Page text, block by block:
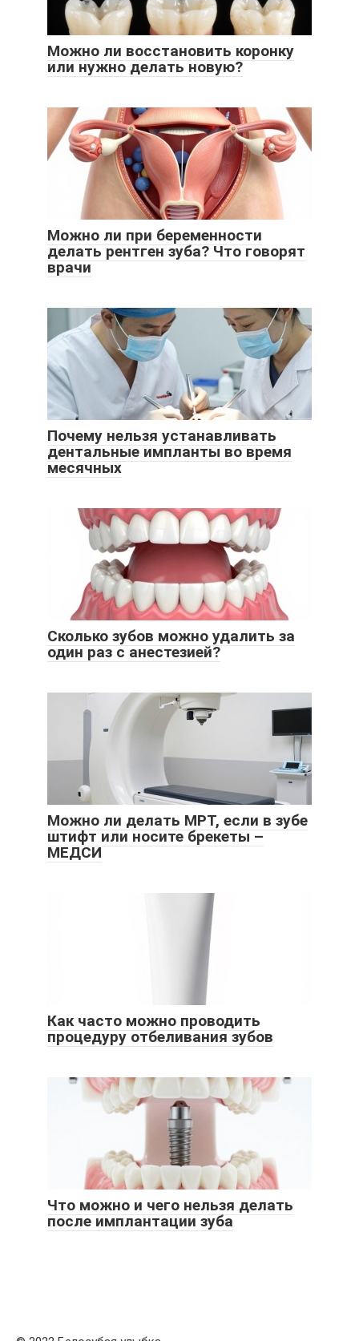
Можно ли восстановить коронку
или нужно делать новую?
Можно ли при беременности
делать рентген зуба? Что говорят
врачи
Почему нельзя устанавливать
дентальные импланты во время
месячных
Сколько зубов можно удалить за
один раз с анестезией?
Можно ли делать МРТ, если в зубе
штифт или носите брекеты –
МЕДСИ
Как часто можно проводить
процедуру отбеливания зубов
Что можно и чего нельзя делать
после имплантации зуба